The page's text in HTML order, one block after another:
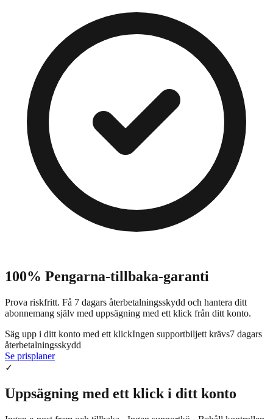
100% Pengarna-tillbaka-garanti
Prova riskfritt. Få 7 dagars återbetalningsskydd och hantera ditt
abonnemang själv med uppsägning med ett klick från ditt konto.
Säg upp i ditt konto med ett klickIngen supportbiljett krävs7 dagars
återbetalningsskydd
Se prisplaner
✓
Uppsägning med ett klick i ditt konto